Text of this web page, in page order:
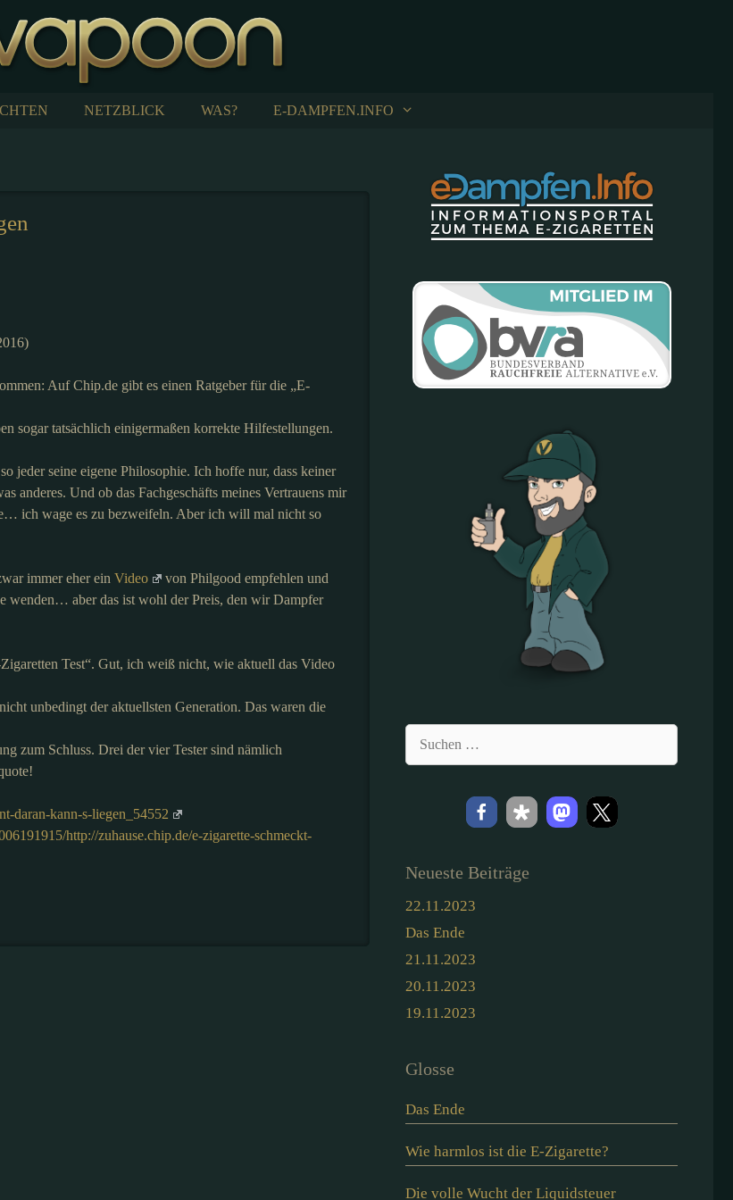
NETZBLICK WAS? E-DAMPFEN.INFO
Auf Chip.de gibt es einen Ratgeber für die „E-
sogar tatsächlich einigermaßen korrekte Hilfestellungen.
seine eigene Philosophie. Ich hoffe nur, dass keiner
anderes. Und ob das Fachgeschäfts meines Vertrauens mir
ich wage es zu bezweifeln. Aber ich will mal nicht so
immer eher ein Video
von Philgood empfehlen und
wenden… aber das ist wohl der Preis, den wir Dampfer
Test“. Gut, ich weiß nicht, wie aktuell das Video
unbedingt der aktuellsten Generation. Das waren die
zum Schluss. Drei der vier Tester sind nämlich
daran-kann-s-liegen_54552
http://zuhause.chip.de/e-zigarette-schmeckt-
Neueste Beiträge
22.11.2023
Das Ende
21.11.2023
20.11.2023
19.11.2023
Glosse
Das Ende
Wie harmlos ist die E-Zigarette?
Die volle Wucht der Liquidsteuer